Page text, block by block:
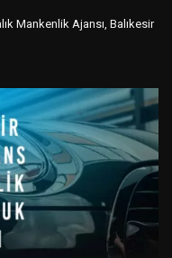
Mankenlik Ajansı, Balıkesir